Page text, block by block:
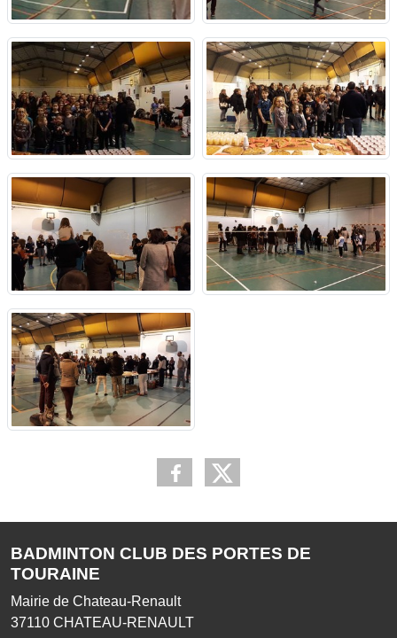
BADMINTON CLUB DES PORTES DE
TOURAINE
Mairie de Chateau-Renault
37110 CHATEAU-RENAULT